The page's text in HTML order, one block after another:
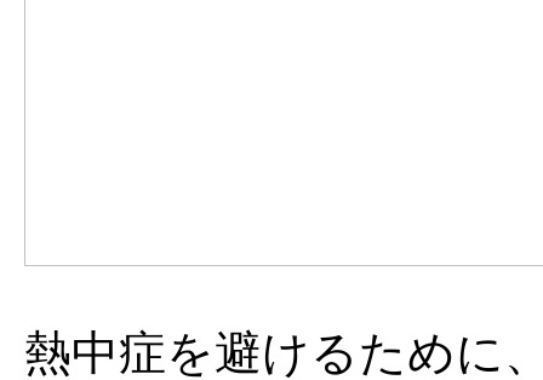
熱中症を避けるために